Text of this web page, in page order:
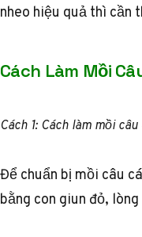
nheo hiệu quả thì cần
Cách Làm Mồi
Cách 1: Cách làm mồi
Để chuẩn bị mồi câu
bằng con giun đỏ,